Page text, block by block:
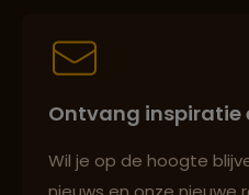
Reiszekerheid met
Ontvang inspiratie
Wil je op de hoogte